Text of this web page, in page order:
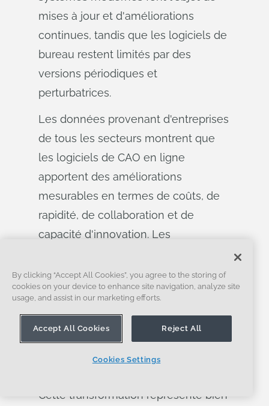
mises à jour et d'améliorations
continues, tandis que les logiciels de
bureau restent limités par des
versions périodiques et
perturbatrices.
Les données provenant d'entreprises
de tous les secteurs montrent que
les logiciels de CAO en ligne
apportent des améliorations
mesurables en termes de coûts, de
rapidité, de collaboration et de
capacité d'innovation. Les
changement et agissent de manière
décisive développent des capacités
concurrentiel sur un marché de plus
Cette transformation représente bien
By clicking “Accept All Cookies”, you agree to the storing of
cookies on your device to enhance site navigation, analyze site
usage, and assist in our marketing efforts.
Accept All Cookies Reject All
Cookies Settings